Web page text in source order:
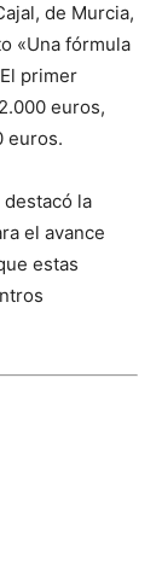
de Murcia,
«Una fórmula
primer
euros,
euros.
la
el avance
estas